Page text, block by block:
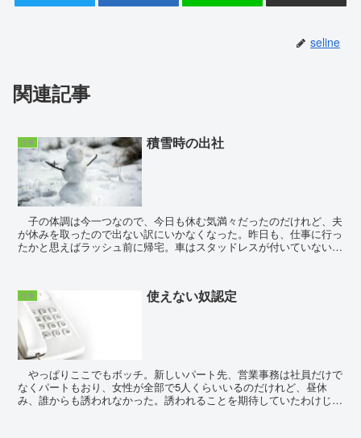
seline
関連記事
仕事 積雪時の出社
子の体調は今一つなので、今日も休む気満々だったのだけれど、夫
が休みを取ったので出ない訳にいかなくなった。昨日も、仕事に行っ
たかと思えばラッシュ前に帰宅。車はスタッドレスが付いていないの
仕事 使えない奴認定
やっぱりここでもボッチ。新しいパート先、営業事務は社員だけで
なくパートもおり、女性が全部で5人くらいいるのだけれど、昼休
み、誰からも誘われなかった。誘われることを期待していたわけじゃ